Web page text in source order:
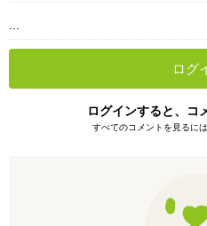
ログ
ログインすると、コ
すべてのコメントを見るに